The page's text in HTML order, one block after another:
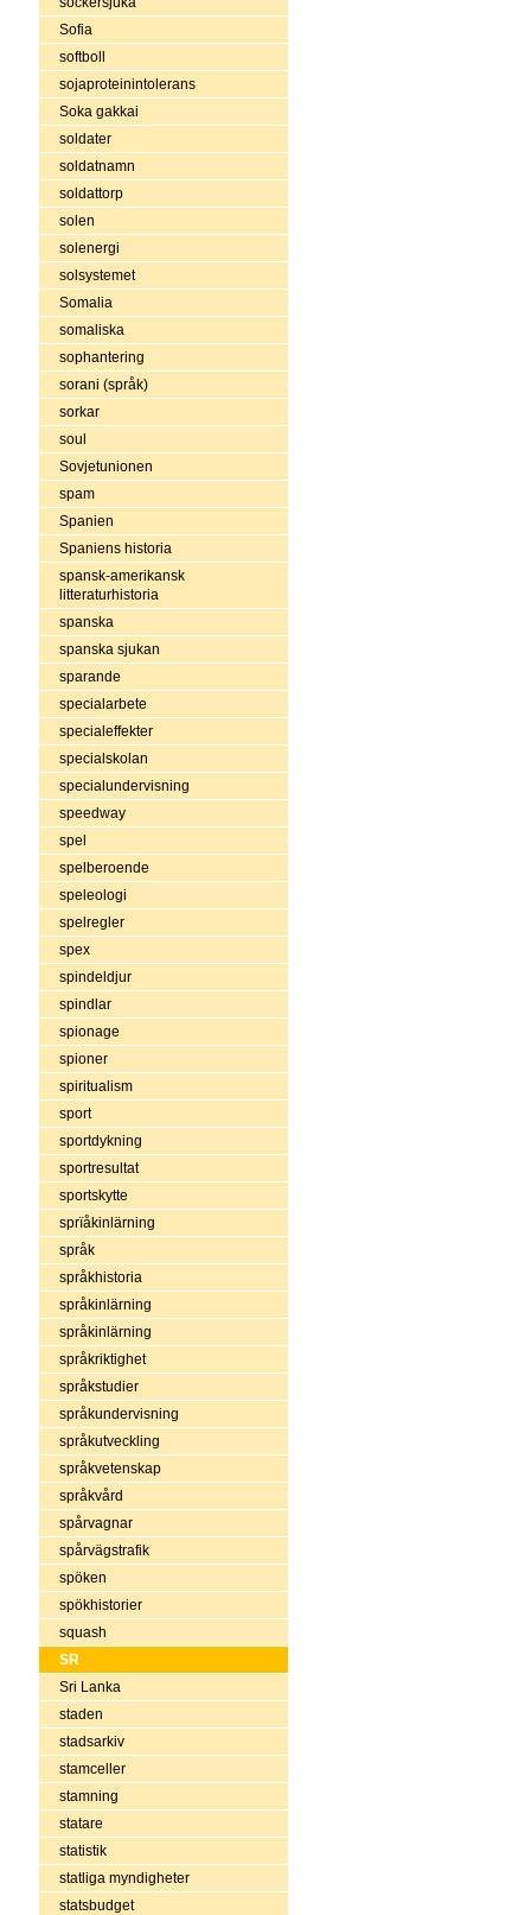
Sofia
softboll
sojaproteinintolerans
Soka gakkai
soldater
soldatnamn
soldattorp
solen
solenergi
solsystemet
Somalia
somaliska
sophantering
sorani (språk)
sorkar
soul
Sovjetunionen
spam
Spanien
Spaniens historia
spansk-amerikansk
litteraturhistoria
spanska
spanska sjukan
sparande
specialarbete
specialeffekter
specialskolan
specialundervisning
speedway
spel
spelberoende
speleologi
spelregler
spex
spindeldjur
spindlar
spionage
spioner
spiritualism
sport
sportdykning
sportresultat
sportskytte
sprïåkinlärning
språk
språkhistoria
språkinlärning
språkinlärning
språkriktighet
språkstudier
språkundervisning
språkutveckling
språkvetenskap
språkvård
spårvagnar
spårvägstrafik
spöken
spökhistorier
squash
SR
Sri Lanka
staden
stadsarkiv
stamceller
stamning
statare
statistik
statliga myndigheter
statsbudget